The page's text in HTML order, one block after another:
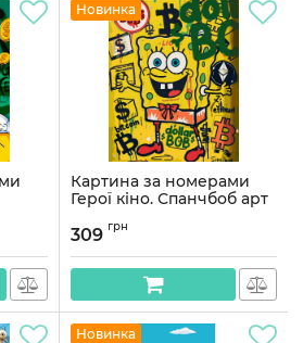
Новинка
Картина за номерами
Герої кіно. Спанчбоб арт
Артикул:
309 грн
Новинка